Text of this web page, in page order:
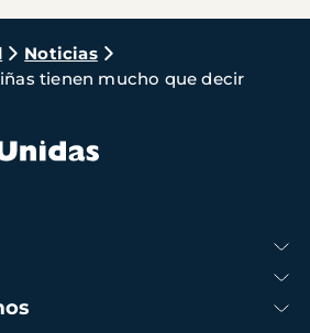
Noticias
tienen mucho que decir